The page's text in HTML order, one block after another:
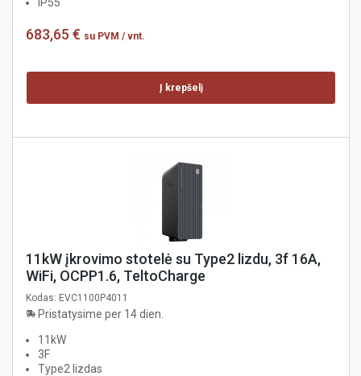
683,65 € su PVM / vnt.
Į krepšelį
11kW įkrovimo stotelė su Type2 lizdu, 3f 16A,
WiFi, OCPP1.6, TeltoCharge
Kodas: EVC1100P4011
Pristatysime per 14 dien.
11kW
3F
Type2 lizdas